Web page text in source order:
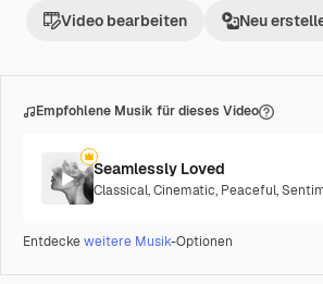
Video bearbeiten Neu
Empfohlene Musik für dieses Video
Seamlessly Loved
Classical,Cinematic, Peaceful,
Entdeckeweitere Musik-Optionen